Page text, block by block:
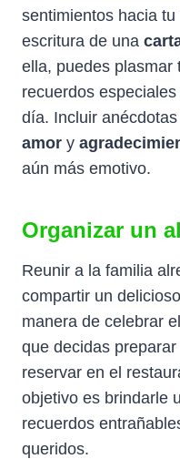
sentimientos hacia
escritura de una
ella, puedes plasmar
recuerdos especiales
día. Incluir
amor y
aún más emotivo.
Organizar un
Reunir a la familia
compartir un delicioso
manera de celebrar
que decidas
reservar en el
objetivo es brindarle
recuerdos
queridos.